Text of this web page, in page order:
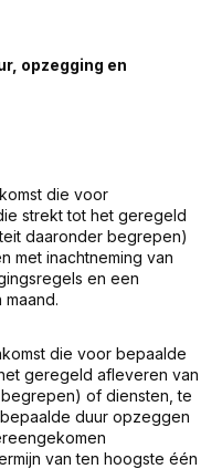
opzegging en
die voor
strekt tot het geregeld
daaronder begrepen)
met inachtneming van
en een
die voor bepaalde
geregeld afleveren van
of diensten, te
duur opzeggen
van ten hoogste één